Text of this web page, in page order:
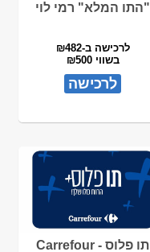
"התו המלא" רמי לוי
לרכישה ב-₪482
בשווי ₪500
לרכישה
תו פלוס - Carrefour